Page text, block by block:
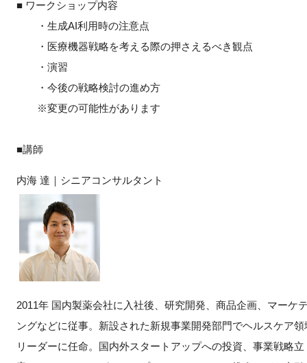
■ ワークショップ内容
・生成AI利用時の注意点
・医療機器戦略を考える際の押さえるべき観点
・演習
・今後の戦略検討の進め方
※変更の可能性があります
■講師
内海 達｜シニアコンサルタント
2011年 国内製薬会社に入社後、研究開発、商品企画、マーケ
ングなどに従事。新設された新規事業開発部門でヘルスケア領
リーダーに任命。国内外スタートアップへの投資、事業戦略立